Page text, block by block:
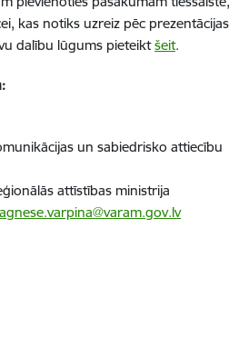
kas notiks uzreiz pēc prezentācijas
dalību lūgums pieteiktšeit.
un sabiedrisko attiecību
attīstības ministrija
agnese.varpina@varam.gov.lv